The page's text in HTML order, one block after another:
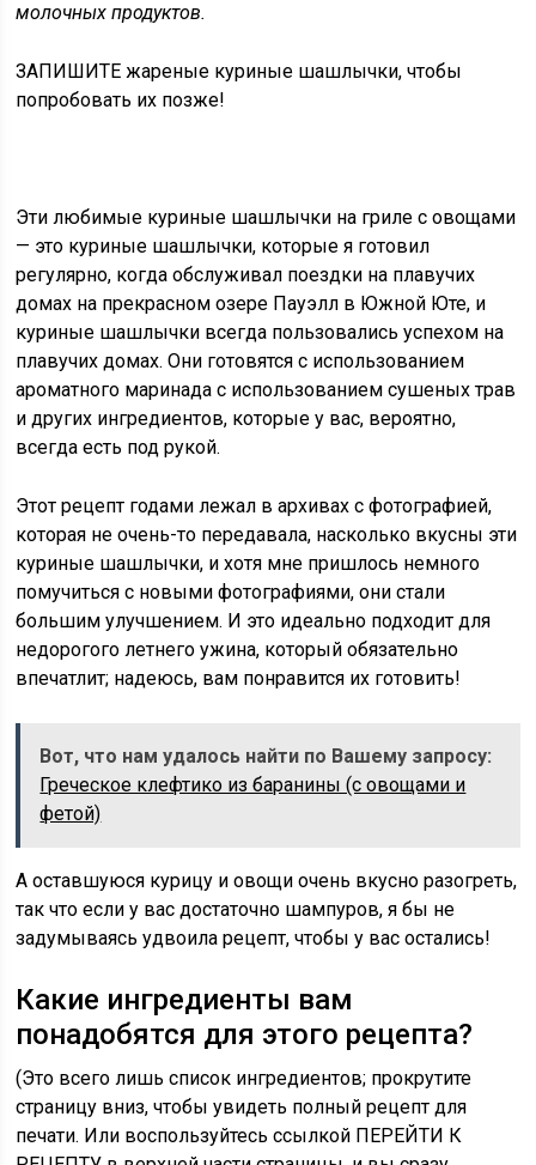
молочных продуктов.
ЗАПИШИТЕ жареные куриные шашлычки, чтобы
попробовать их позже!
Эти любимые куриные шашлычки на гриле с овощами
— это куриные шашлычки, которые я готовил
регулярно, когда обслуживал поездки на плавучих
домах на прекрасном озере Пауэлл в Южной Юте, и
куриные шашлычки всегда пользовались успехом на
плавучих домах. Они готовятся с использованием
ароматного маринада с использованием сушеных трав
и других ингредиентов, которые у вас, вероятно,
всегда есть под рукой.
Этот рецепт годами лежал в архивах с фотографией,
которая не очень-то передавала, насколько вкусны эти
куриные шашлычки, и хотя мне пришлось немного
помучиться с новыми фотографиями, они стали
большим улучшением. И это идеально подходит для
недорогого летнего ужина, который обязательно
впечатлит; надеюсь, вам понравится их готовить!
Вот, что нам удалось найти по Вашему запросу:
Греческое клефтико из баранины (с овощами и
фетой)
А оставшуюся курицу и овощи очень вкусно разогреть,
так что если у вас достаточно шампуров, я бы не
задумываясь удвоила рецепт, чтобы у вас остались!
Какие ингредиенты вам
понадобятся для этого рецепта?
(Это всего лишь список ингредиентов; прокрутите
страницу вниз, чтобы увидеть полный рецепт для
печати. ​​Или воспользуйтесь ссылкой ПЕРЕЙТИ К